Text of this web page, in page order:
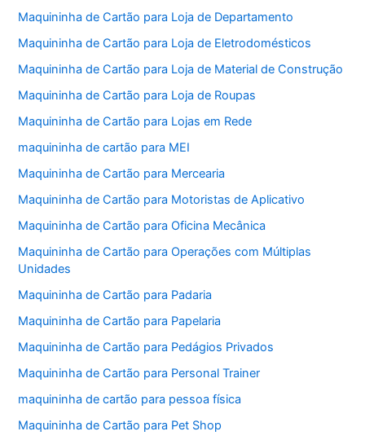
Maquininha de Cartão para Loja de Departamento
Maquininha de Cartão para Loja de Eletrodomésticos
Maquininha de Cartão para Loja de Material de Construção
Maquininha de Cartão para Loja de Roupas
Maquininha de Cartão para Lojas em Rede
maquininha de cartão para MEI
Maquininha de Cartão para Mercearia
Maquininha de Cartão para Motoristas de Aplicativo
Maquininha de Cartão para Oficina Mecânica
Maquininha de Cartão para Operações com Múltiplas
Unidades
Maquininha de Cartão para Padaria
Maquininha de Cartão para Papelaria
Maquininha de Cartão para Pedágios Privados
Maquininha de Cartão para Personal Trainer
maquininha de cartão para pessoa física
Maquininha de Cartão para Pet Shop